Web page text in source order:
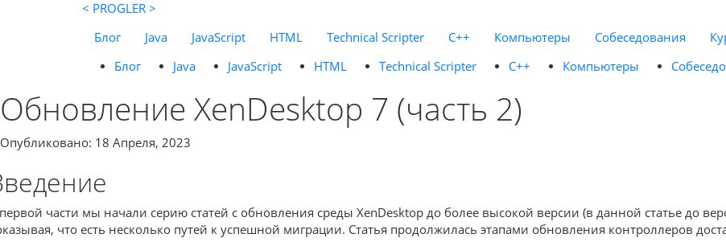
< PROGLER >
Блог
Java JavaScript HTML Technical Scripter C++ Компьютеры Собеседования
Блог
Java JavaScript HTML Technical Scripter C++ Компьютеры
Обновление XenDesktop 7 (часть 2)
Опубликовано: 18 Апреля, 2023
части мы начали серию статей с обновления среды XenDesktop до более высокой версии (в данной статье до
что есть несколько путей к успешной миграции. Статья продолжилась этапами обновления контроллеров